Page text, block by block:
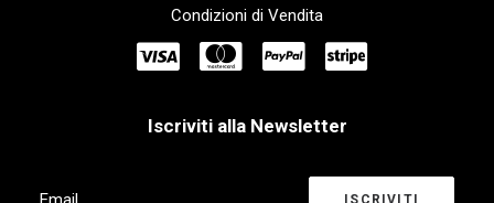
Condizioni di Vendita
Iscriviti alla Newsletter